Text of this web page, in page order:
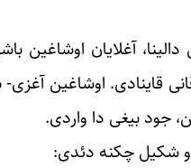
آغلایان اوشاغین
قاینادی. اوشاغین آغزی-
جود بیغی دا واردی.
و شکیل چکنه دئدی: